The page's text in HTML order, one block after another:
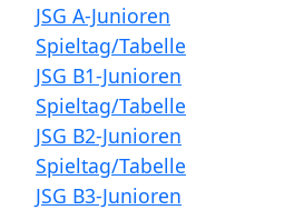
JSG A-Junioren
Spieltag/Tabelle
JSG B1-Junioren
Spieltag/Tabelle
JSG B2-Junioren
Spieltag/Tabelle
JSG B3-Junioren